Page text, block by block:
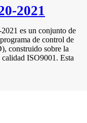
2021
es un conjunto de
de control de
construido sobre la
calidad ISO9001. Esta